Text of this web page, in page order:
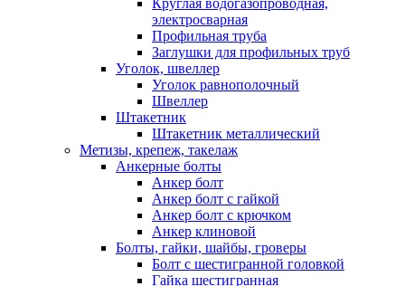
Круглая водогазопроводная,
электросварная
Профильная труба
Заглушки для профильных труб
Уголок, швеллер
Уголок равнополочный
Швеллер
Штакетник
Штакетник металлический
Метизы, крепеж, такелаж
Анкерные болты
Анкер болт
Анкер болт с гайкой
Анкер болт с крючком
Анкер клиновой
Болты, гайки, шайбы, гроверы
Болт c шестигранной головкой
Гайка шестигранная